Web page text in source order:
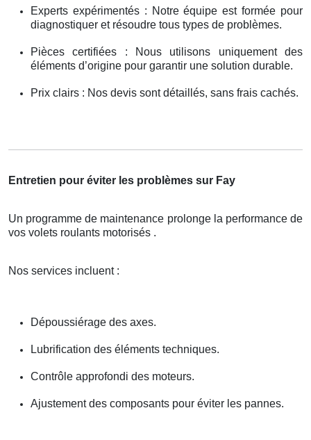
Experts expérimentés : Notre équipe est formée pour
diagnostiquer et résoudre tous types de problèmes.
Pièces certifiées : Nous utilisons uniquement des
éléments d’origine pour garantir une solution durable.
Prix clairs : Nos devis sont détaillés, sans frais cachés.
Entretien pour éviter les problèmes sur Fay
Un programme de maintenance prolonge la performance de
vos volets roulants motorisés .
Nos services incluent :
Dépoussiérage des axes.
Lubrification des éléments techniques.
Contrôle approfondi des moteurs.
Ajustement des composants pour éviter les pannes.